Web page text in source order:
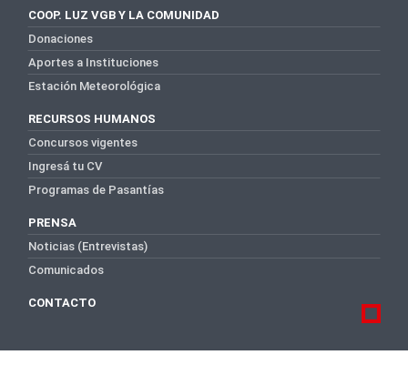
COOP. LUZ VGB Y LA COMUNIDAD
Donaciones
Aportes a Instituciones
Estación Meteorológica
RECURSOS HUMANOS
Concursos vigentes
Ingresá tu CV
Programas de Pasantías
PRENSA
Noticias (Entrevistas)
Comunicados
CONTACTO